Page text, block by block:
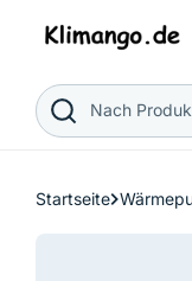
zum
Inhalt
Nach
Startseite